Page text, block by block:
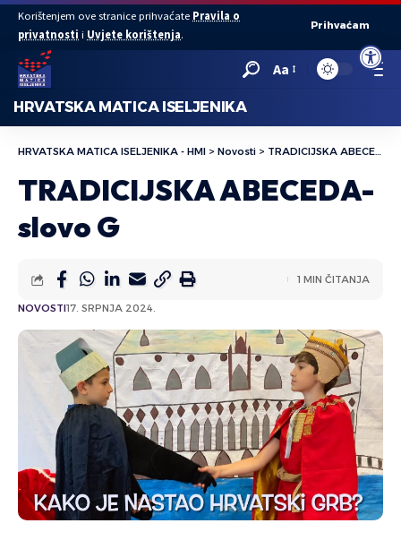
Open
Korištenjem ove stranice prihvaćate Pravila o
privatnosti i Uvjete korištenja.
Prihvaćam
Aa
HRVATSKA MATICA ISELJENIKA
HRVATSKA MATICA ISELJENIKA - HMI > Novosti > TRADICIJSKA ABECEDA-slovo G
TRADICIJSKA ABECEDA-
slovo G
NOVOSTI17. SRPNJA 2024.
1 MIN ČITANJA